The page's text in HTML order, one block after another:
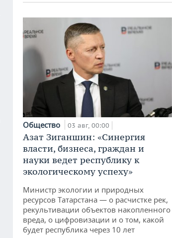
Общество 03 авг, 00:00
Азат Зиганшин: «Синергия
власти, бизнеса, граждан и
науки ведет республику к
экологическому успеху»
Министр экологии и природных
ресурсов Татарстана — о расчистке рек,
рекультивации объектов накопленного
вреда, о цифровизации и о том, какой
будет республика через 10 лет